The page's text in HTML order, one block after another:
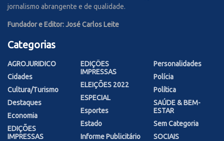
jornalismo abrangente e de qualidade.
Fundador e Editor: José Carlos Leite
Categorias
AGROJURIDICO
Cidades
Cultura/Turismo
Destaques
Economia
EDIÇÕES
IMPRESSAS
EDIÇÕES
IMPRESSAS
ELEIÇÕES 2022
ESPECIAL
Esportes
Estado
Informe Publicitário
Personalidades
Polícia
Política
SAÚDE & BEM-
ESTAR
Sem Categoria
SOCIAIS